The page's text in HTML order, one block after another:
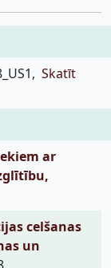
Skatīt
ar
celšanas
un